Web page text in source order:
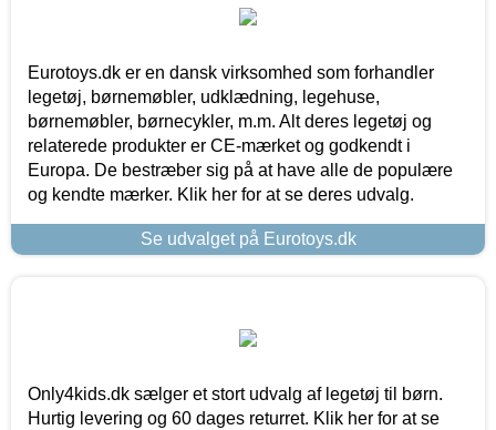
Eurotoys.dk er en dansk virksomhed som forhandler
legetøj, børnemøbler, udklædning, legehuse,
børnemøbler, børnecykler, m.m. Alt deres legetøj og
relaterede produkter er CE-mærket og godkendt i
Europa. De bestræber sig på at have alle de populære
og kendte mærker. Klik her for at se deres udvalg.
Se udvalget på Eurotoys.dk
Only4kids.dk sælger et stort udvalg af legetøj til børn.
Hurtig levering og 60 dages returret. Klik her for at se